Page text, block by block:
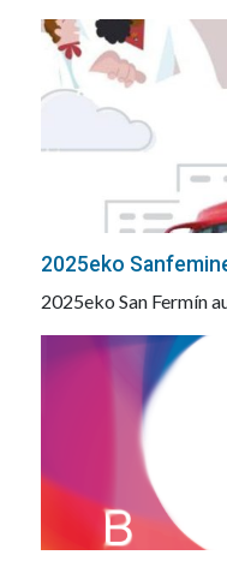
2025eko
2025eko San Fermín